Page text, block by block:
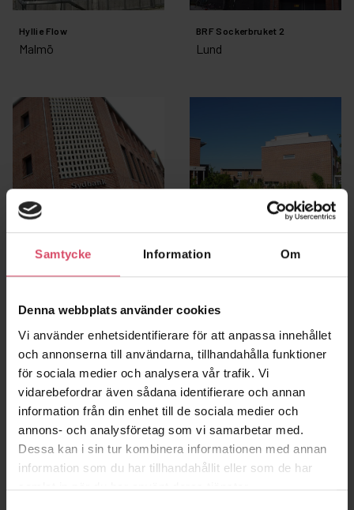
Samtycke Information Om
Denna webbplats använder cookies
Vi använder enhetsidentifierare för att anpassa innehållet
och annonserna till användarna, tillhandahålla funktioner
för sociala medier och analysera vår trafik. Vi
vidarebefordrar även sådana identifierare och annan
information från din enhet till de sociala medier och
annons- och analysföretag som vi samarbetar med.
Dessa kan i sin tur kombinera informationen med annan
information som du har tillhandahållit eller som de har
samlat in när du har använt deras tjänster.
Hyllie Flow
Malmö
BRF Sockerbruket 2
Lund